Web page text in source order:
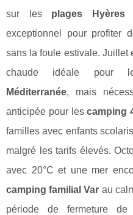
sur les plages Hyères
exceptionnel pour profiter
sans la foule estivale. Juillet
chaude idéale
Méditerranée, mais
anticipée pour lescamping
familles avec enfants
malgré les tarifs élevés.
avec 20°C et une mer
camping familial Var au
période de fermeture de